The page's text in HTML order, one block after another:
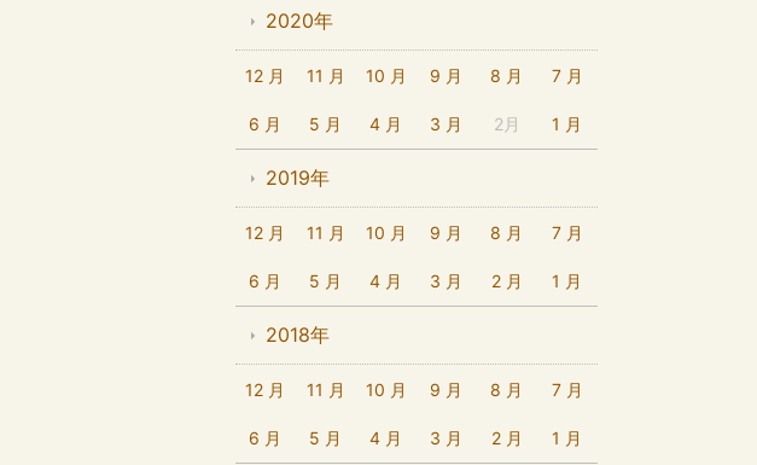
2020年
12 月 11 月 10 月 9 月 8 月 7 月
6 月 5 月 4 月 3 月 2月 1 月
2019年
12 月 11 月 10 月 9 月 8 月 7 月
6 月 5 月 4 月 3 月 2 月 1 月
2018年
12 月 11 月 10 月 9 月 8 月 7 月
6 月 5 月 4 月 3 月 2 月 1 月